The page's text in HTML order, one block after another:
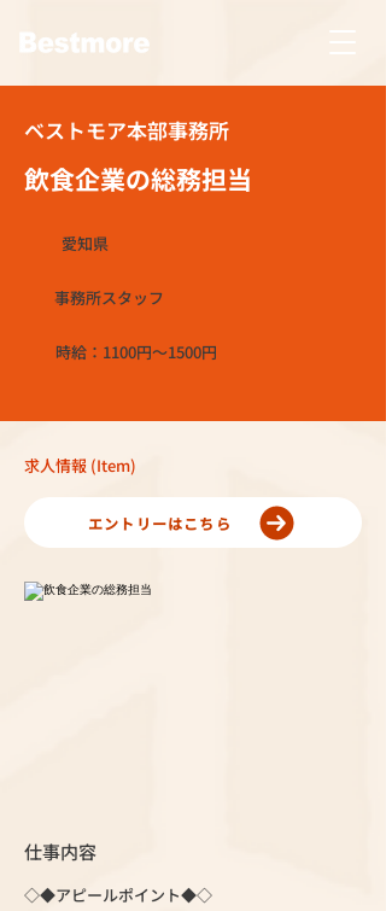
ベストモア本部事務所
飲食企業の総務担当
愛知県
事務所スタッフ
時給：1100円～1500円
求人情報 (Item)
エントリーはこちら
仕事内容
◇◆アピールポイント◆◇